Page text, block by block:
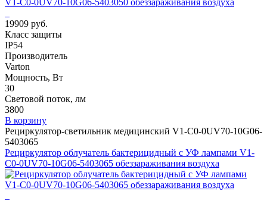
19909 руб.
Класс защиты
IP54
Производитель
Varton
Мощность, Вт
30
Световой поток, лм
3800
В корзину
Рециркулятор-светильник медицинский V1-C0-0UV70-10G06-
5403065
Рециркулятор облучатель бактерицидный с УФ лампами V1-
C0-0UV70-10G06-5403065 обеззараживания воздуха